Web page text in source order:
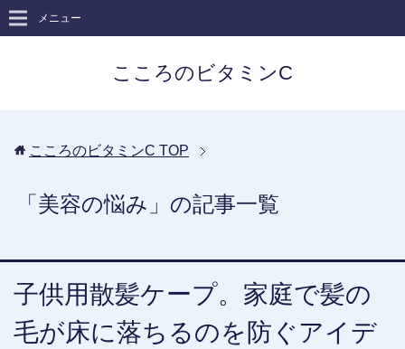
こころのビタミンC
メニュー
こころのビタミンC TOP
「美容の悩み」の記事一覧
子供用散髪ケープ。家庭で髪の
毛が床に落ちるのを防ぐアイデ